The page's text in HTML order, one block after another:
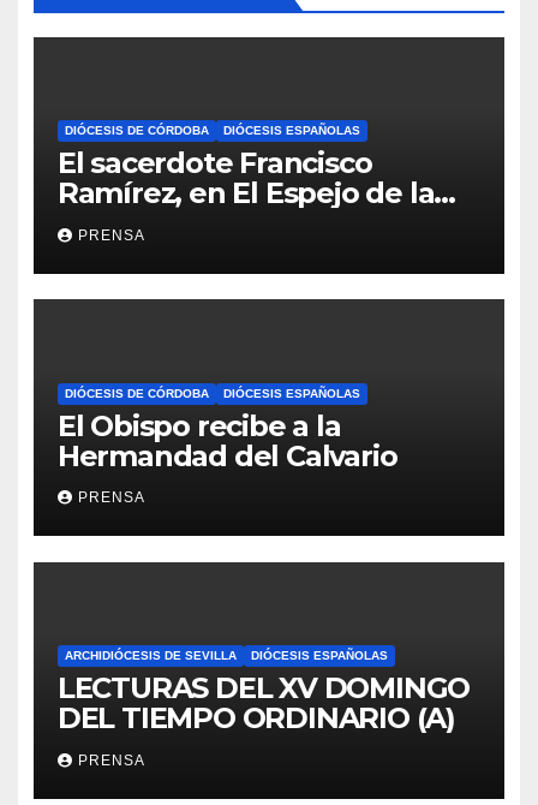
DIÓCESIS DE CÓRDOBA DIÓCESIS ESPAÑOLAS
El sacerdote Francisco
Ramírez, en El Espejo de la
Iglesia
PRENSA
DIÓCESIS DE CÓRDOBA DIÓCESIS ESPAÑOLAS
El Obispo recibe a la
Hermandad del Calvario
PRENSA
ARCHIDIÓCESIS DE SEVILLA DIÓCESIS ESPAÑOLAS
LECTURAS DEL XV DOMINGO
DEL TIEMPO ORDINARIO (A)
PRENSA